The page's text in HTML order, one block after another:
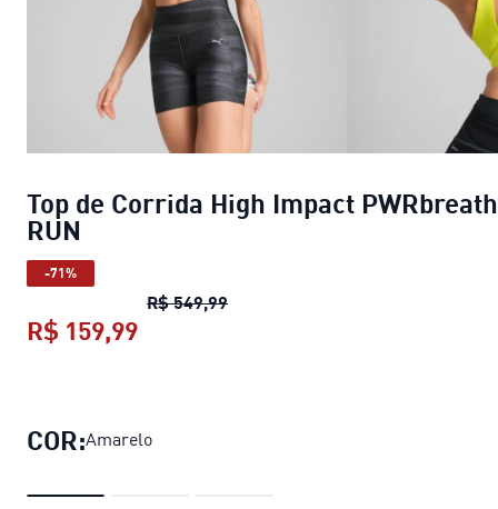
Top de Corrida High Impact
RUN
-71%
R$ 549,99Top de Corrida High Impact
R$ 159,99
COR:Amarelo